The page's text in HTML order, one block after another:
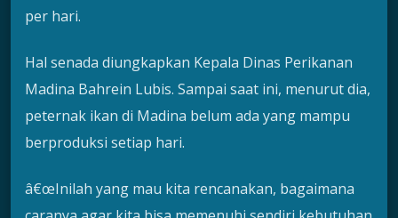
per hari.
Hal senada diungkapkan Kepala Dinas Perikanan
Madina Bahrein Lubis. Sampai saat ini, menurut dia,
peternak ikan di Madina belum ada yang mampu
berproduksi setiap hari.
â€œInilah yang mau kita rencanakan, bagaimana